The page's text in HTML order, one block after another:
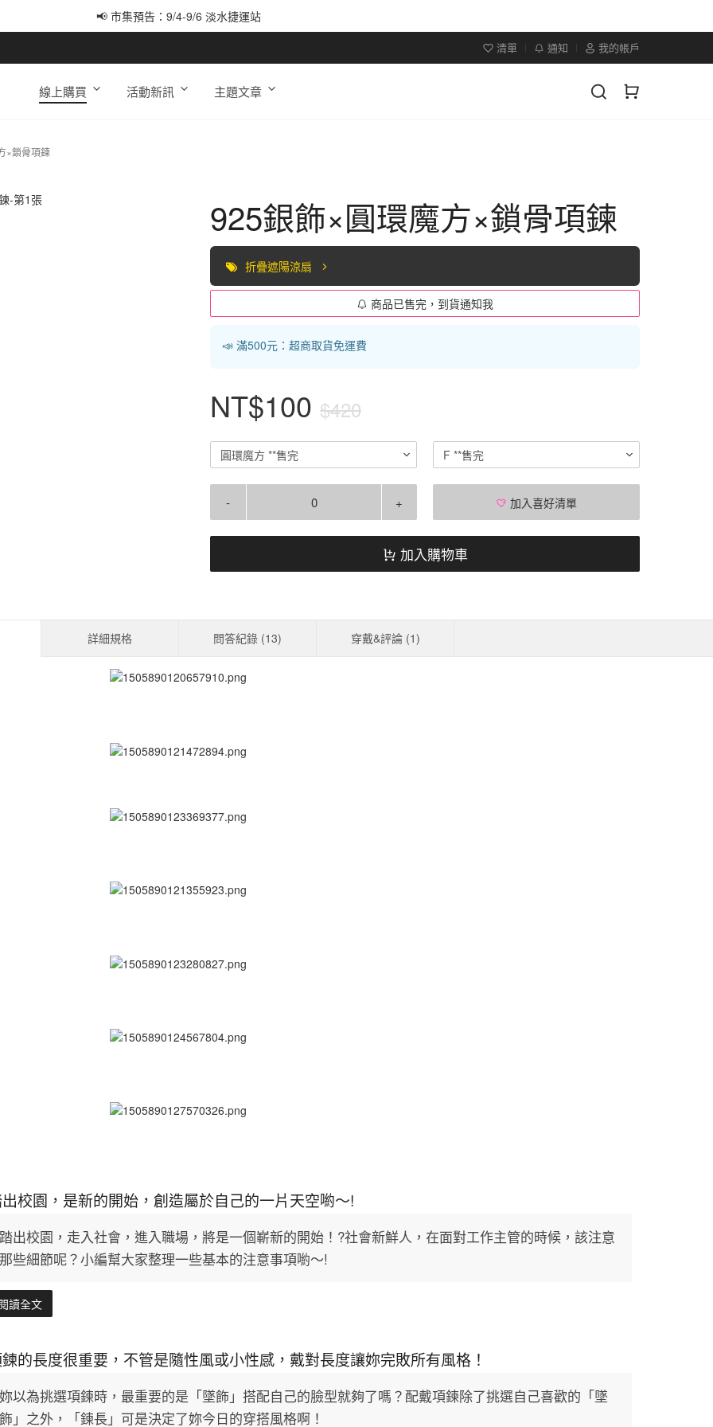
📢 市集預告：9/4-9/6 淡水捷運站
清單 通知 我的帳戶
線上購買 活動新訊 主題文章
×鎖骨項鍊
925銀飾×圓環魔方×鎖骨項鍊
折疊遮陽涼扇
商品已售完，到貨通知我
📣 滿500元：超商取貨免運費
NT$100 $420
圓環魔方 **售完 F **售完
- + 加入喜好清單
加入購物車
詳細規格 問答紀錄 (13) 穿戴&評論 (1)
校園，是新的開始，創造屬於自己的一片天空喲～!
踏出校園，走入社會，進入職場，將是一個嶄新的開始！?社會新鮮人，在面對工作主管的時候，該注意
那些細節呢？小編幫大家整理一些基本的注意事項喲～!
讀全文
的長度很重要，不管是隨性風或小性感，戴對長度讓妳完敗所有風格！
妳以為挑選項鍊時，最重要的是「墜飾」搭配自己的臉型就夠了嗎？配戴項鍊除了挑選自己喜歡的「墜
飾」之外，「鍊長」可是決定了妳今日的穿搭風格啊！